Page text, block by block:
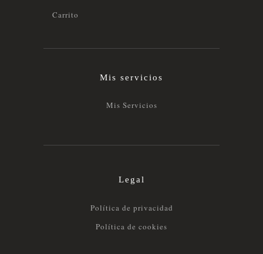
Carrito
Mis servicios
Mis Servicios
Legal
Política de privacidad
Política de cookies